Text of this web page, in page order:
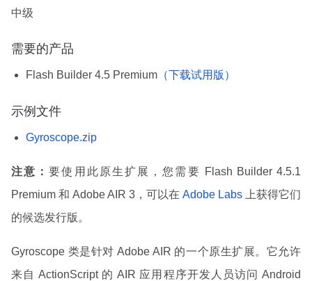
中级
需要的产品
Flash Builder 4.5 Premium（下载试用版）
示例文件
Gyroscope.zip
注意：要使用此原生扩展，您需要 Flash Builder 4.5.1
Premium 和 Adobe AIR 3，可以在 Adobe Labs
上获得它们
的候选发行版。
Gyroscope 类是针对 Adobe AIR 的一个原生扩展。它允许
来自 ActionScript 的 AIR 应用程序开发人员访问 Android